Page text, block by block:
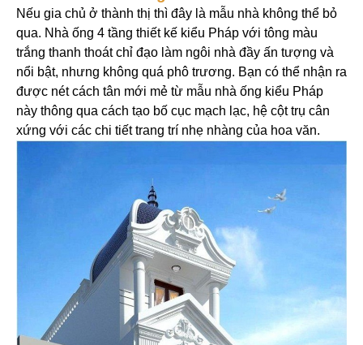
Nếu gia chủ ở thành thị thì đây là mẫu nhà không thể bỏ
qua. Nhà ống 4 tầng thiết kế kiểu Pháp với tông màu
trắng thanh thoát chỉ đạo làm ngôi nhà đầy ấn tượng và
nổi bật, nhưng không quá phô trương. Bạn có thể nhận ra
được nét cách tân mới mẻ từ mẫu nhà ống kiểu Pháp
này thông qua cách tạo bố cục mạch lạc, hệ cột trụ cân
xứng với các chi tiết trang trí nhẹ nhàng của hoa văn.